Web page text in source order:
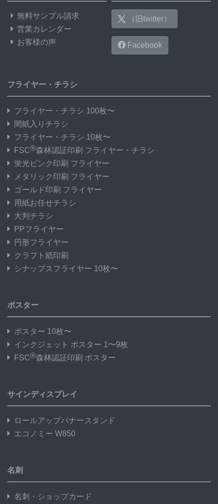
無料サンプル請求
営業カレンダー
お客様の声
（旧twitter）
Facebook
フライヤー・チラシ
フライヤー・チラシ 100枚〜
間紙入りチラシ
フライヤー・チラシ 10枚〜
FSC®森林認証印刷 フライヤー・チラシ
蛍光ピンク印刷 フライヤー
メタリック印刷 フライヤー
ゴールド印刷 フライヤー
用紙お任せチラシ
大判チラシ
PPフライヤー
円形フライヤー
クラフト紙印刷
シナップスフライヤー 10枚〜
ポスター
ポスター 10枚〜
インクジェット ポスター 1〜9枚
FSC®森林認証印刷 ポスター
サインディスプレイ
ロールアップバナースタンド
エコノミー W850
名刺
名刺・ショップカード